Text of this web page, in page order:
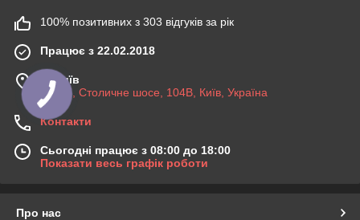
100% позитивних з 303 відгуків за рік
Працює з 22.02.2018
м. Київ
03045, Столичне шосе, 104B, Київ, Україна
Контакти
Сьогодні працює з 08:00 до 18:00
Показати весь графік роботи
Про нас